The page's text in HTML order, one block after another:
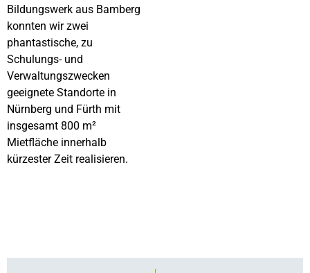
Bildungswerk aus Bamberg
konnten wir zwei
phantastische, zu
Schulungs- und
Verwaltungszwecken
geeignete Standorte in
Nürnberg und Fürth mit
insgesamt 800 m²
Mietfläche innerhalb
kürzester Zeit realisieren.